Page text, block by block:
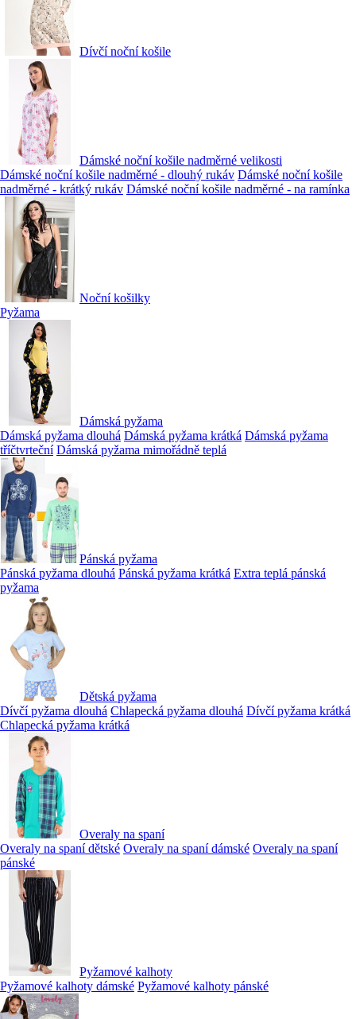
Dívčí noční košile
Dámské noční košile nadměrné velikosti
Dámské noční košile nadměrné - dlouhý rukáv Dámské noční košile
nadměrné - krátký rukáv Dámské noční košile nadměrné - na ramínka
Noční košilky
Pyžama
Dámská pyžama
Dámská pyžama dlouhá Dámská pyžama krátká Dámská pyžama
tříčtvrteční Dámská pyžama mimořádně teplá
Pánská pyžama
Pánská pyžama dlouhá Pánská pyžama krátká Extra teplá pánská
pyžama
Dětská pyžama
Dívčí pyžama dlouhá Chlapecká pyžama dlouhá Dívčí pyžama krátká
Chlapecká pyžama krátká
Overaly na spaní
Overaly na spaní dětské Overaly na spaní dámské Overaly na spaní
pánské
Pyžamové kalhoty
Pyžamové kalhoty dámské Pyžamové kalhoty pánské